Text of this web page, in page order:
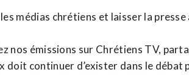
médias chrétiens et laisser la presse
nos émissions sur Chrétiens TV,
doit continuer d’exister dans le débat